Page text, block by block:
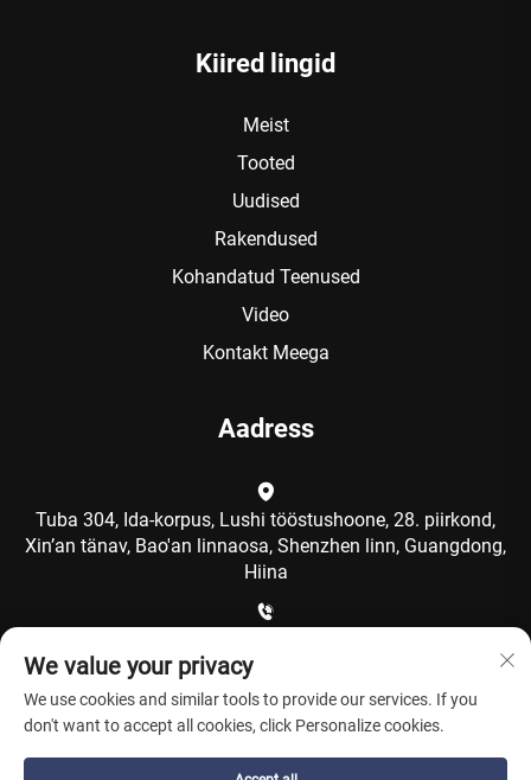
Kiired lingid
Meist
Tooted
Uudised
Rakendused
Kohandatud Teenused
Video
Kontakt Meega
Aadress
Tuba 304, Ida-korpus, Lushi tööstushoone, 28. piirkond,
Xin’an tänav, Bao'an linnaosa, Shenzhen linn, Guangdong,
Hiina
[email protected]
We value your privacy
We use cookies and similar tools to provide our services. If you
don't want to accept all cookies, click Personalize cookies.